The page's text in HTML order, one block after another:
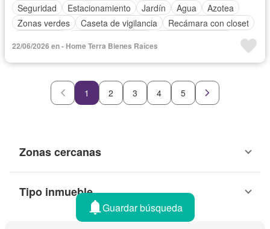
Seguridad
Estacionamiento Jardín Agua
Azotea
Zonas verdes
Caseta de vigilancia
Recámara con closet
Permite niños
Permite mascotas
22/06/2026 en - Home Terra Bienes Raíces
1 2 3 4 5
Zonas cercanas
Tipo inmueble
Guardar búsqueda